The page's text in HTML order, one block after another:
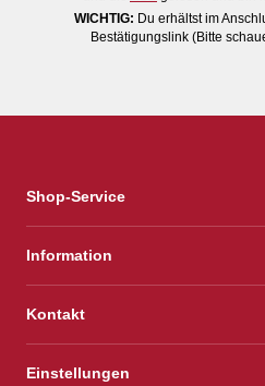
WICHTIG: Du erhältst im
Bestätigungslink (Bitte
Shop-Service
Information
Kontakt
Einstellungen